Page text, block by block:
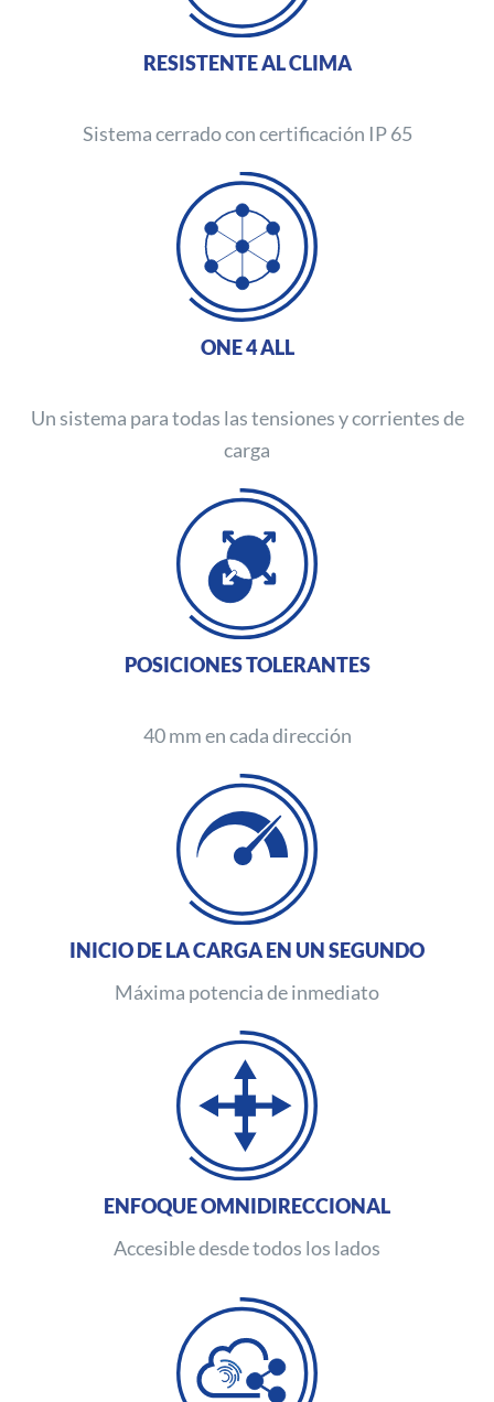
RESISTENTE AL CLIMA
Sistema cerrado con certificación IP 65
ONE 4 ALL
Un sistema para todas las tensiones y corrientes de
carga
POSICIONES TOLERANTES
40 mm en cada dirección
INICIO DE LA CARGA EN UN SEGUNDO
Máxima potencia de inmediato
ENFOQUE OMNIDIRECCIONAL
Accesible desde todos los lados